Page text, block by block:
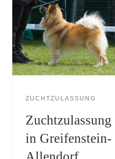
ZUCHTZULASSUNG
Zuchtzulassung
in Greifenstein-